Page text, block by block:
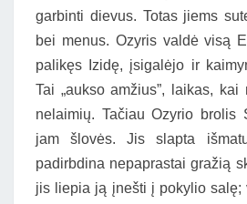
garbinti dievus. Totas jiems
bei menus. Ozyris valdė visą
palikęs Izidę, įsigalėjo ir
Tai „aukso amžius”, laikas,
nelaimių. Tačiau Ozyrio brolis
jam šlovės. Jis slapta
padirbdina nepaprastai gražią
jis liepia ją įnešti į pokylio salę;